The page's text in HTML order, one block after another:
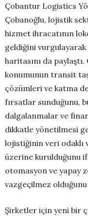
Çobantur Logistics
Çobanoğlu, lojistik
hizmet ihracatının
geldiğini vurgulayarak
haritasını da
konumunun transit
çözümleri ve katma
fırsatlar sunduğunu,
dalgalanmalar ve
dikkatle yönetilmesi
lojistiğinin veri odaklı
üzerine kurulduğunu
otomasyon ve yapay
vazgeçilmez
Şirketler için yeni bir